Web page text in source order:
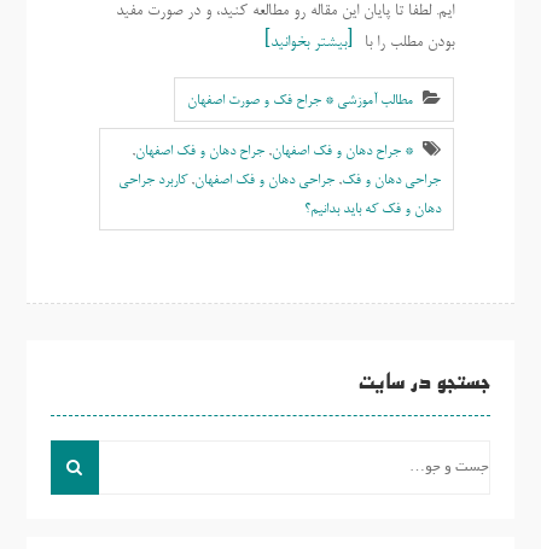
ایم. لطفا تا پایان این مقاله رو مطالعه کنید، و در صورت مفید
بودن مطلب را با
بیشتر بخوانید
مطالب آموزشی * جراح فک و صورت اصفهان
* جراح دهان و فک اصفهان, جراح دهان و فک اصفهان,
جراحی دهان و فک, جراحی دهان و فک اصفهان,کاربرد جراحی
دهان و فک که باید بدانیم؟
جستجو در سایت